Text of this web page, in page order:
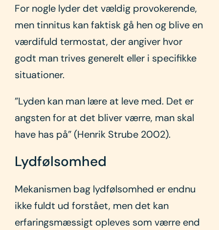
For nogle lyder det vældig provokerende,
men tinnitus kan faktisk gå hen og blive en
værdifuld termostat, der angiver hvor
godt man trives generelt eller i specifikke
situationer.
”Lyden kan man lære at leve med. Det er
angsten for at det bliver værre, man skal
have has på” (Henrik Strube 2002).
Lydfølsomhed
Mekanismen bag lydfølsomhed er endnu
ikke fuldt ud forstået, men det kan
erfaringsmæssigt opleves som værre end